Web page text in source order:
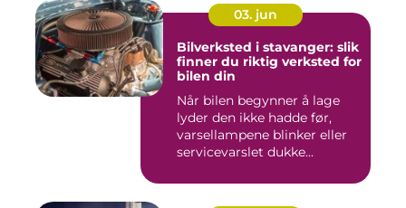
03. jun
Bilverksted i stavanger: slik
finner du riktig verksted for
bilen din
Når bilen begynner å lage
lyder den ikke hadde før,
varsellampene blinker eller
servicevarslet dukke...